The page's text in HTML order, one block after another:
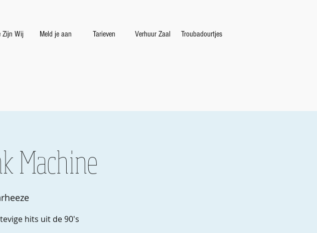
Zijn Wij Meld je aan Tarieven Verhuur Zaal Troubadourtjes
Machine
hits uit de 90's